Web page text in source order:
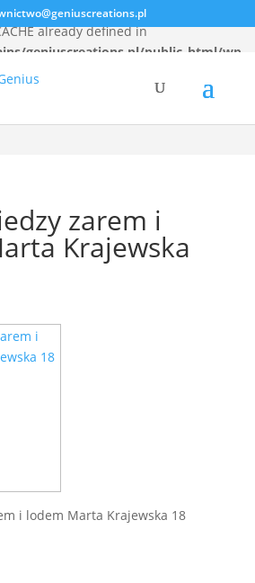
already defined in
geniuscreations.pl/public_html/wp-
zarem i
Krajewska
i lodem Marta Krajewska 18